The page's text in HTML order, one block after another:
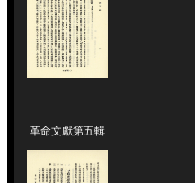
革命文獻第五輯